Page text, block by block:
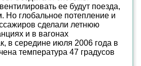
ее будут поезда,
Но глобальное потепление и
сделали летнюю
и в вагонах
в середине июля 2006 года в
температура 47 градусов